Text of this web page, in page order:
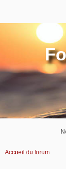
Accueil du forum